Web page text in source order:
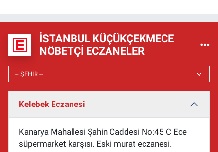
İSTANBUL KÜÇÜKÇEKMECE
NÖBETÇI ECZANELER
Kelebek Eczanesi
Kanarya Mahallesi Şahin Caddesi No:45 C Ece
süpermarket karşısı. Eski murat eczanesi.